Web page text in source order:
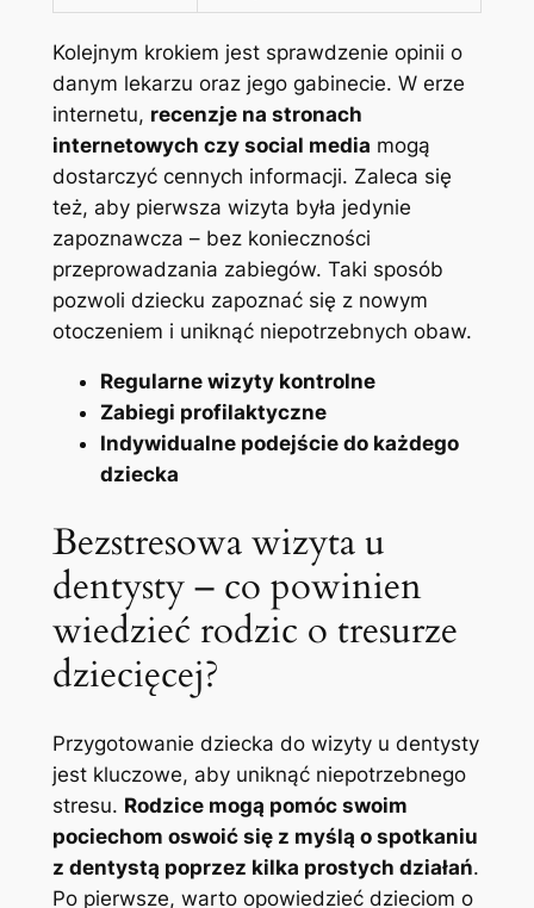
Kolejnym krokiem jest sprawdzenie opinii o
danym lekarzu oraz jego gabinecie. W erze
internetu, recenzje na stronach
internetowych czy social media mogą
dostarczyć cennych informacji. Zaleca się
też, aby pierwsza wizyta była jedynie
zapoznawcza – bez konieczności
przeprowadzania zabiegów. Taki sposób
pozwoli dziecku zapoznać się z nowym
otoczeniem i uniknąć niepotrzebnych obaw.
Regularne wizyty kontrolne
Zabiegi profilaktyczne
Indywidualne podejście do każdego
dziecka
Bezstresowa wizyta u
dentysty – co powinien
wiedzieć rodzic o tresurze
dziecięcej?
Przygotowanie dziecka do wizyty u dentysty
jest kluczowe, aby uniknąć niepotrzebnego
stresu. Rodzice mogą pomóc swoim
pociechom oswoić się z myślą o spotkaniu
z dentystą poprzez kilka prostych działań.
Po pierwsze, warto opowiedzieć dzieciom o